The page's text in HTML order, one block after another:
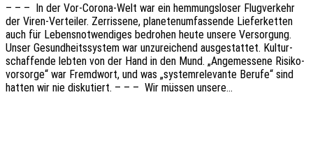
– – – In der Vor-Corona-Welt war ein hemmungs­lo­ser Flug­ver­kehr
der Viren-Vertei­­ler. Zerris­se­ne, plane­ten­um­fas­sen­de Liefer­ket­ten
auch für Lebens­not­wen­di­ges bedro­hen heute unsere Versor­gung.
Unser Gesund­heits­sys­tem war unzu­rei­chend ausge­stat­tet. Kultur­
schaf­fen­de lebten von der Hand in den Mund. „Ange­mes­se­ne Risi­ko­
vor­sor­ge“ war Fremd­wort, und was „system­re­le­van­te Berufe“ sind
hatten wir nie disku­tiert. – – – Wir müssen unsere…